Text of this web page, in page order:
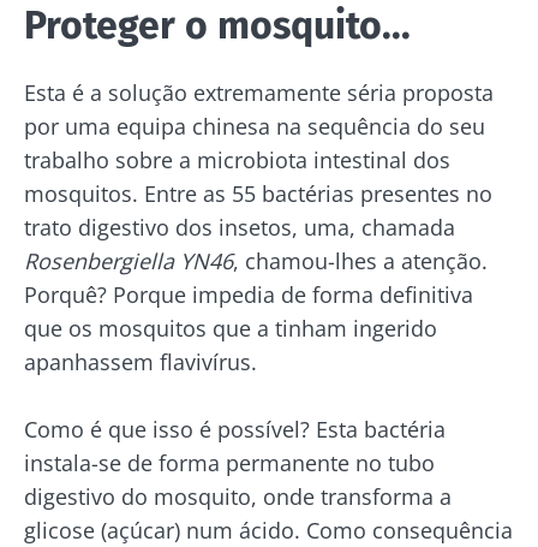
Proteger o mosquito...
Esta é a solução extremamente séria proposta
por uma equipa chinesa na sequência do seu
trabalho sobre a microbiota intestinal dos
mosquitos. Entre as 55 bactérias presentes no
trato digestivo dos insetos, uma, chamada
Rosenbergiella YN46, chamou-lhes a atenção.
Porquê? Porque impedia de forma definitiva
que os mosquitos que a tinham ingerido
apanhassem flavivírus.
Como é que isso é possível? Esta bactéria
instala-se de forma permanente no tubo
digestivo do mosquito, onde transforma a
glicose (açúcar) num ácido. Como consequência